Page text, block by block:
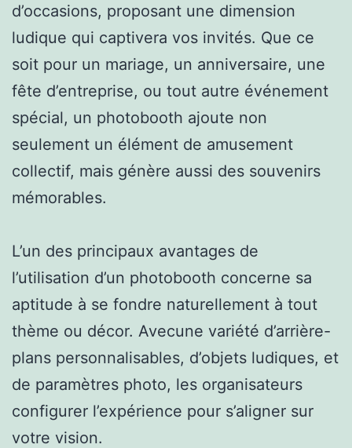
d’occasions, proposant une dimension
ludique qui captivera vos invités. Que ce
soit pour un mariage, un anniversaire, une
fête d’entreprise, ou tout autre événement
spécial, un photobooth ajoute non
seulement un élément de amusement
collectif, mais génère aussi des souvenirs
mémorables.
L’un des principaux avantages de
l’utilisation d’un photobooth concerne sa
aptitude à se fondre naturellement à tout
thème ou décor. Avecune variété d’arrière-
plans personnalisables, d’objets ludiques, et
de paramètres photo, les organisateurs
configurer l’expérience pour s’aligner sur
votre vision.